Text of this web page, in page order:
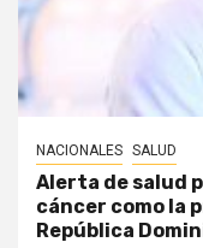
NACIONALES SALUD
Alerta de salud
cáncer como la
República